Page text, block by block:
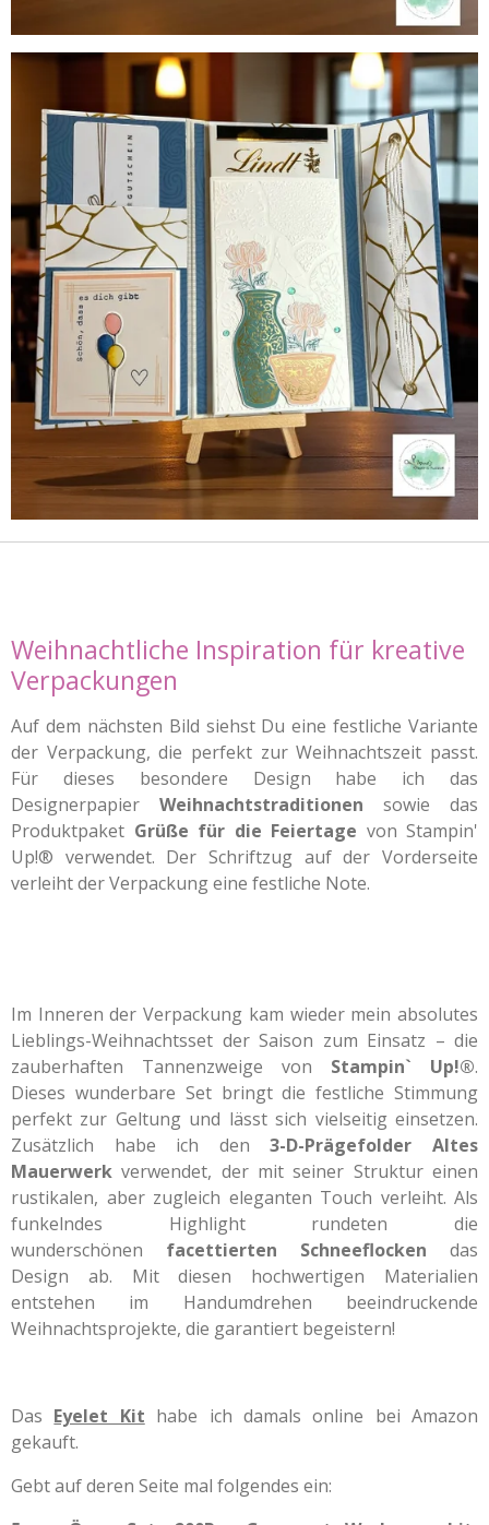
Weihnachtliche Inspiration für kreative
Verpackungen
Auf dem nächsten Bild siehst Du eine festliche Variante
der Verpackung, die perfekt zur Weihnachtszeit passt.
Für dieses besondere Design habe ich das
Designerpapier Weihnachtstraditionen sowie das
Produktpaket Grüße für die Feiertage von Stampin'
Up!® verwendet. Der Schriftzug auf der Vorderseite
verleiht der Verpackung eine festliche Note.
Im Inneren der Verpackung kam wieder mein absolutes
Lieblings-Weihnachtsset der Saison zum Einsatz – die
zauberhaften Tannenzweige von Stampin` Up!®.
Dieses wunderbare Set bringt die festliche Stimmung
perfekt zur Geltung und lässt sich vielseitig einsetzen.
Zusätzlich habe ich den3-D-Prägefolder Altes
Mauerwerk verwendet, der mit seiner Struktur einen
rustikalen, aber zugleich eleganten Touch verleiht. Als
funkelndes Highlight rundeten die
wunderschönen facettierten Schneeflocken das
Design ab. Mit diesen hochwertigen Materialien
entstehen im Handumdrehen beeindruckende
Weihnachtsprojekte, die garantiert begeistern!
Das Eyelet Kit habe ich damals online bei Amazon
gekauft.
Gebt auf deren Seite mal folgendes ein: